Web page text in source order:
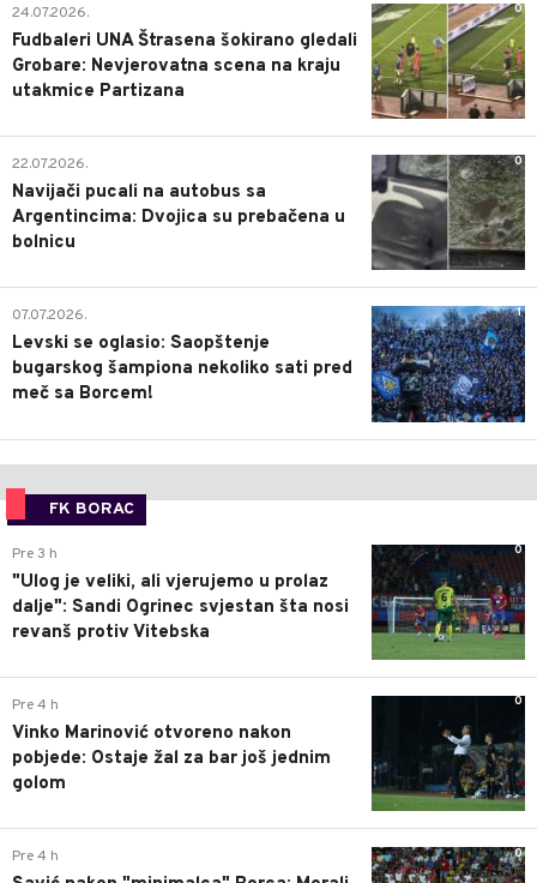
0
24.07.2026.
Fudbaleri UNA Štrasena šokirano gledali
Grobare: Nevjerovatna scena na kraju
utakmice Partizana
0
22.07.2026.
Navijači pucali na autobus sa
Argentincima: Dvojica su prebačena u
bolnicu
1
07.07.2026.
Levski se oglasio: Saopštenje
bugarskog šampiona nekoliko sati pred
meč sa Borcem!
FK BORAC
0
Pre 3 h
"Ulog je veliki, ali vjerujemo u prolaz
dalje": Sandi Ogrinec svjestan šta nosi
revanš protiv Vitebska
0
Pre 4 h
Vinko Marinović otvoreno nakon
pobjede: Ostaje žal za bar još jednim
golom
0
Pre 4 h